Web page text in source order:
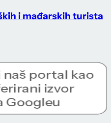
i mađarskih turista